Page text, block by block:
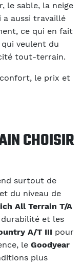
le sable, la neige
a aussi travaillé
ce qui en fait
veulent du
tout-terrain.
le prix et
CHOISIR
surtout de
du niveau de
All Terrain T/A
et les
A/T III pour
le Goodyear
plus